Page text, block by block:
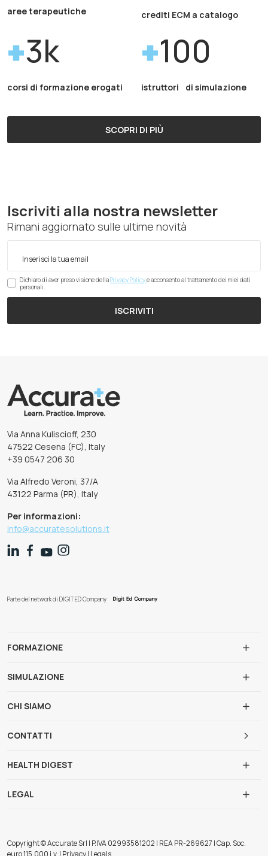
aree terapeutiche crediti ECM a catalogo
3k
corsi di formazione erogati
100
istruttori di simulazione
SCOPRI DI PIÙ
Iscriviti alla nostra newsletter
Rimani aggiornato sulle ultime novità
Dichiaro di aver preso visione dellaPrivacy Policye acconsento al trattamento dei miei dati
personali.
ISCRIVITI
Via Anna Kuliscioff, 230
47522 Cesena (FC), Italy
+39 0547 206 30
Via Alfredo Veroni, 37/A
43122 Parma (PR), Italy
Per informazioni:
info@accuratesolutions.it
Parte del network di DIGIT ED Company
FORMAZIONE
SIMULAZIONE
CHI SIAMO
CONTATTI
HEALTH DIGEST
LEGAL
Copyright © Accurate Srl | P.IVA 02993581202 | REA PR-269627 | Cap. Soc.
euro 115.000 i.v. | Privacy | Legals